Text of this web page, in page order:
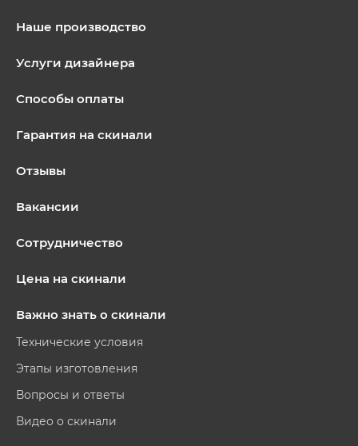
Наше производство
Услуги дизайнера
Способы оплаты
Гарантия на скинали
Отзывы
Вакансии
Сотрудничество
Цена на скинали
Важно знать о скинали
Технические условия
Этапы изготовления
Вопросы и ответы
Видео о скинали